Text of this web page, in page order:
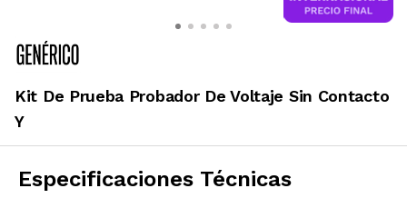
Kit De Prueba Probador De Voltaje Sin Contacto
Y
Especificaciones Técnicas